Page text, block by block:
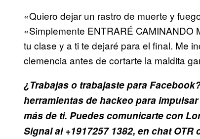
«Quiero dejar un rastro de muerte y
«Simplemente ENTRARÉ
tu clase y a ti te dejaré para el final. Me
clemencia antes de cortarte la maldita
¿Trabajas o trabajaste para
herramientas de hackeo para
más de ti. Puedes comunicarte con
Signal al +1917257 1382, en chat